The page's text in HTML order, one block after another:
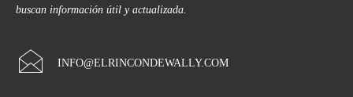
buscan información útil y actualizada.
INFO@ELRINCONDEWALLY.COM